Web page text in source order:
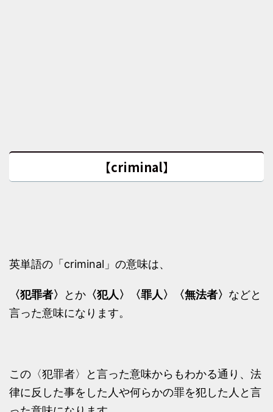
【criminal】
英単語の「criminal」の意味は、
〈犯罪者〉 とか 〈犯人〉〈罪人〉〈無法者〉 などと
言った意味になります。
この〈犯罪者〉と言った意味からもわかる通り、法
律に反した事をした人や何らかの罪を犯した人と言